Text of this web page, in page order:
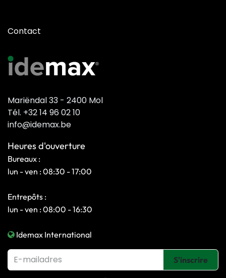
Contact
Mariëndal 33 - 2400 Mol
Tél. +32 14 96 02 10
info@idemax.be
Heures d'ouverture
Bureaux :
lun - ven : 08:30 - 17:00
Entrepôts :
lun - ven : 08:00 - 16:30
Idemax International
S'inscrire